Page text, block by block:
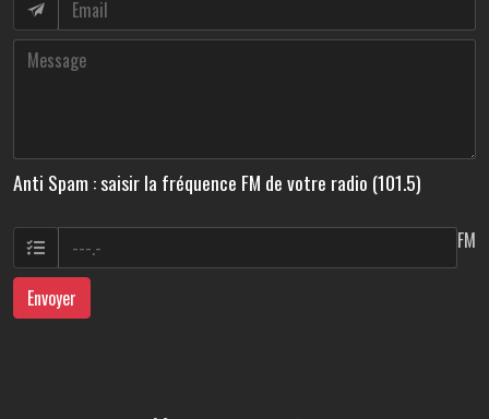
Anti Spam : saisir la fréquence FM de votre radio (101.5)
FM
Envoyer